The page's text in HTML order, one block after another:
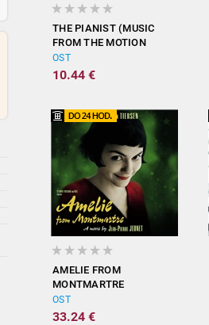
THE PIANIST (MUSIC
FROM THE MOTION
PICTURE)
OST
10.44 €
AMELIE FROM
MONTMARTRE
(ORIGINAL
SOUNDTRACK)
OST
33.24 €